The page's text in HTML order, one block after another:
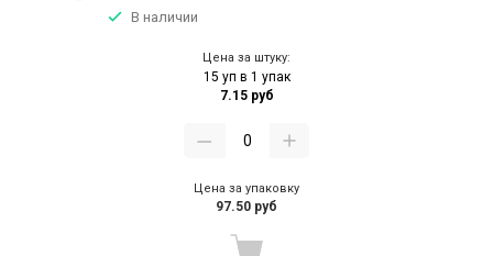
В наличии
Цена за штуку:
15 уп в 1 упак
7.15 руб
Цена за упаковку
97.50 руб